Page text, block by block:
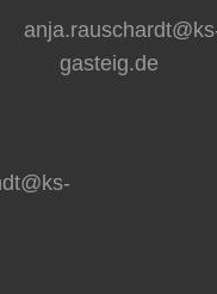
gasteig.de